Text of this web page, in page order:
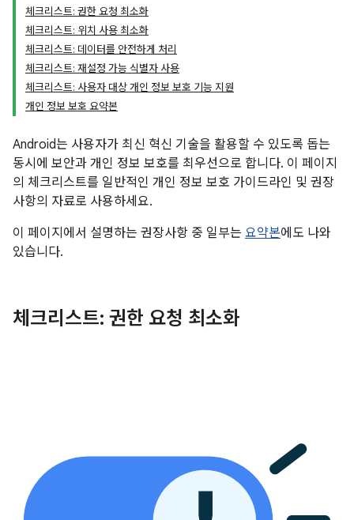
체크리스트: 권한 요청 최소화
체크리스트: 위치 사용 최소화
체크리스트: 데이터를 안전하게 처리
체크리스트: 재설정 가능 식별자 사용
체크리스트: 사용자 대상 개인 정보 보호 기능 지원
개인 정보 보호 요약본
Android는 사용자가 최신 혁신 기술을 활용할 수 있도록 돕는
동시에 보안과 개인 정보 보호를 최우선으로 합니다. 이 페이지
의 체크리스트를 일반적인 개인 정보 보호 가이드라인 및 권장
사항의 자료로 사용하세요.
이 페이지에서 설명하는 권장사항 중 일부는 요약본에도 나와
있습니다.
체크리스트: 권한 요청 최소화